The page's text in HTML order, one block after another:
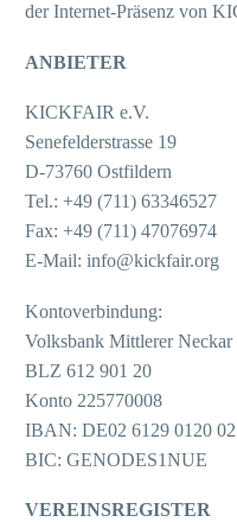
der Internet-Präsenz von
ANBIETER
KICKFAIR e.V.
Senefelderstrasse 19
D-73760 Ostfildern
Tel.: +49 (711) 63346527
Fax: +49 (711) 47076974
E-Mail: info@kickfair.org
Kontoverbindung:
Volksbank Mittlerer Neckar
BLZ 612 901 20
Konto 225770008
IBAN: DE02 6129 0120
BIC: GENODES1NUE
VEREINSREGISTER